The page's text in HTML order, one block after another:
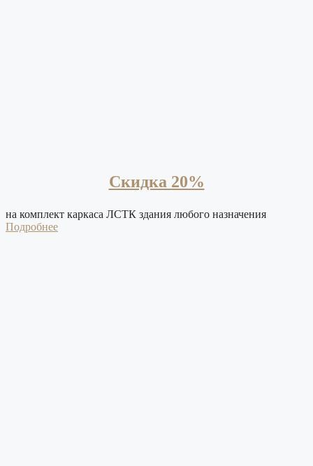
Скидка 20%
на комплект каркаса ЛСТК здания любого назначения
Подробнее